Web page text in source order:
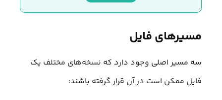
مسیر‌های فایل
سه مسیر اصلی وجود دارد که نسخه‌‌های مختلف یک
فایل ممکن است در آن قرار گرفته باشند: